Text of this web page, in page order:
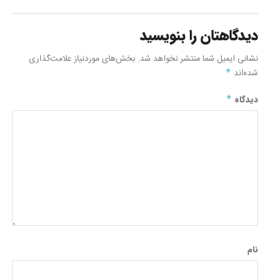
دیدگاهتان را بنویسید
نشانی ایمیل شما منتشر نخواهد شد.بخش‌های موردنیاز علامت‌گذاری
شده‌اند*
دیدگاه*
نام